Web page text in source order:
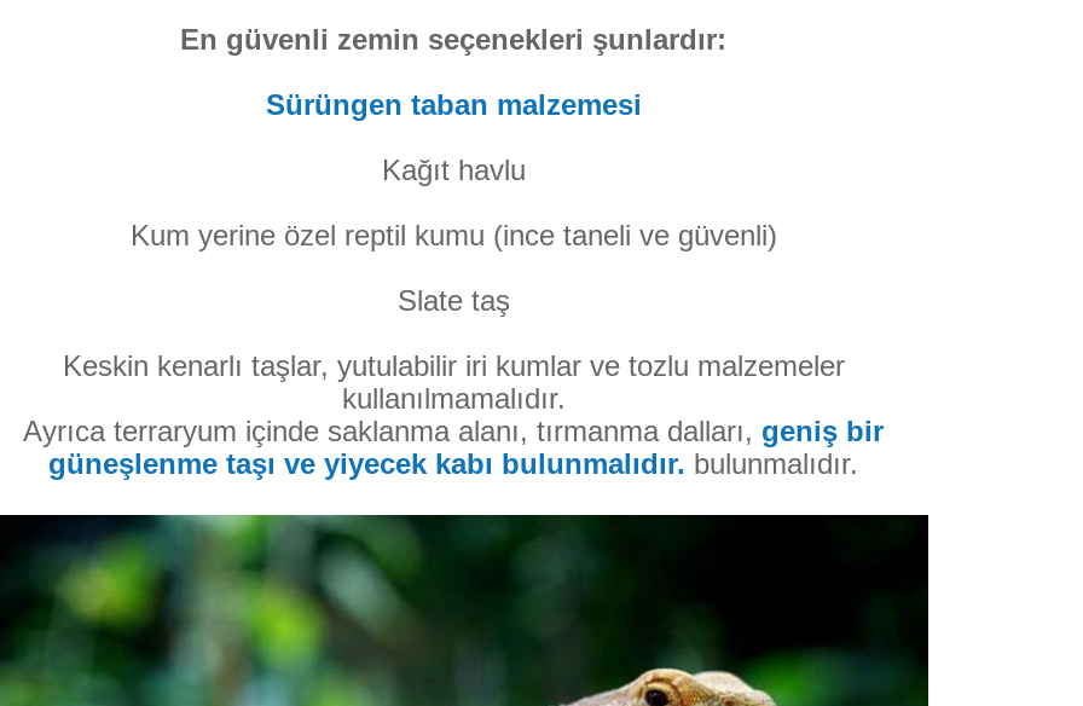
En güvenli zemin seçenekleri şunlardır:
Sürüngen taban malzemesi
Kağıt havlu
Kum yerine özel reptil kumu (ince taneli ve güvenli)
Slate taş
Keskin kenarlı taşlar, yutulabilir iri kumlar ve tozlu malzemeler
kullanılmamalıdır.
Ayrıca terraryum içinde saklanma alanı, tırmanma dalları, geniş bir
güneşlenme taşı ve yiyecek kabı bulunmalıdır. bulunmalıdır.